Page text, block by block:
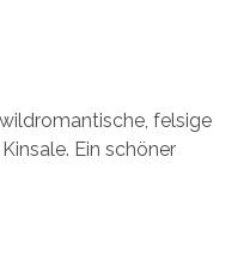
felsige
Ein schöner